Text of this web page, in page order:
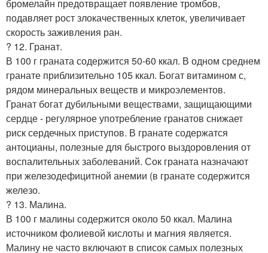
бромелайн предотвращает появление тромбов,
подавляет рост злокачественных клеток, увеличивает
скорость заживления ран.
? 12. Гранат.
В 100 г граната содержится 50-60 ккал. В одном среднем
гранате приблизительно 105 ккал. Богат витамином с,
рядом минеральных веществ и микроэлементов.
Гранат богат дубильными веществами, защищающими
сердце - регулярное употребление гранатов снижает
риск сердечных приступов. В гранате содержатся
антоцианы, полезные для быстрого выздоровления от
воспалительных заболеваний. Сок граната назначают
при железодефицитной анемии (в гранате содержится
железо.
? 13. Малина.
В 100 г малины содержится около 50 ккал. Малина
источником фолиевой кислоты и магния является.
Малину не часто включают в список самых полезных